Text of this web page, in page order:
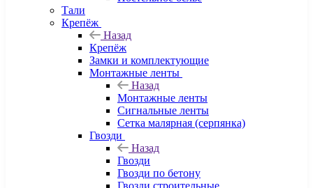
Тали
Крепёж
Назад
Крепёж
Замки и комплектующие
Монтажные ленты
Назад
Монтажные ленты
Сигнальные ленты
Сетка малярная (серпянка)
Гвозди
Назад
Гвозди
Гвозди по бетону
Гвозди строительные